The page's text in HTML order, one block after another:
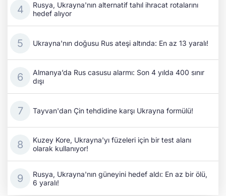
Rusya, Ukrayna'nın alternatif tahıl ihracat rotalarını
hedef alıyor
Ukrayna'nın doğusu Rus ateşi altında: En az 13 yaralı!
Almanya’da Rus casusu alarmı: Son 4 yılda 400 sınır
dışı
Tayvan'dan Çin tehdidine karşı Ukrayna formülü!
Kuzey Kore, Ukrayna'yı füzeleri için bir test alanı
olarak kullanıyor!
Rusya, Ukrayna'nın güneyini hedef aldı: En az bir ölü,
6 yaralı!